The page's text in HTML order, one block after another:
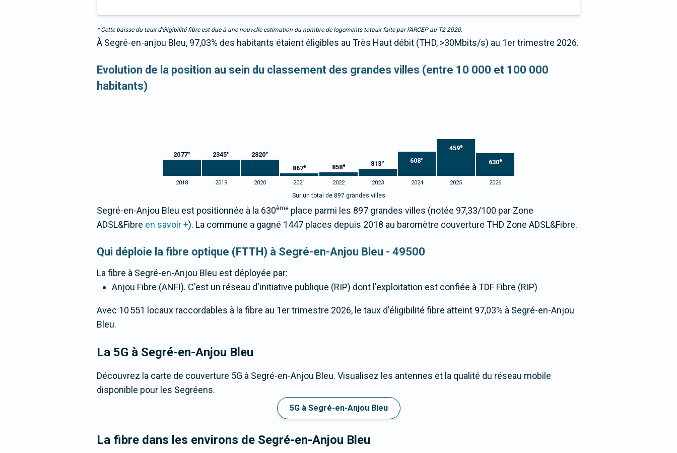
* Cette baisse du taux d’éligibilité fibre est due à une nouvelle estimation du nombre de logements totaux faite par l’ARCEP au T2 2020.
À Segré-en-anjou Bleu, 97,03% des habitants étaient éligibles au Très Haut débit (THD, >30Mbits/s) au 1er trimestre 2026.
Evolution de la position au sein du classement des grandes villes (entre 10 000 et 100 000
habitants)
2077e 2345e 2820e
867e 858e 813e 608e
459e
630e
2018 2019 2020 2021 2022 2023 2024 2025 2026
Sur un total de 897 grandes villes
Segré-en-Anjou Bleu est positionnée à la 630ème place parmi les 897 grandes villes (notée 97,33/100 par Zone
ADSL&Fibre en savoir +). La commune a gagné 1447 places depuis 2018 au baromètre couverture THD Zone ADSL&Fibre.
Qui déploie la fibre optique (FTTH) à Segré-en-Anjou Bleu - 49500
La fibre à Segré-en-Anjou Bleu est déployée par:
Anjou Fibre (ANFI). C'est un réseau d'initiative publique (RIP) dont l'exploitation est confiée à TDF Fibre (RIP)
Avec 10 551 locaux raccordables à la fibre au 1er trimestre 2026, le taux d'éligibilité fibre atteint 97,03% à Segré-en-Anjou
Bleu.
La 5G à Segré-en-Anjou Bleu
Découvrez la carte de couverture 5G à Segré-en-Anjou Bleu. Visualisez les antennes et la qualité du réseau mobile
disponible pour les Segréens.
5G à Segré-en-Anjou Bleu
La fibre dans les environs de Segré-en-Anjou Bleu